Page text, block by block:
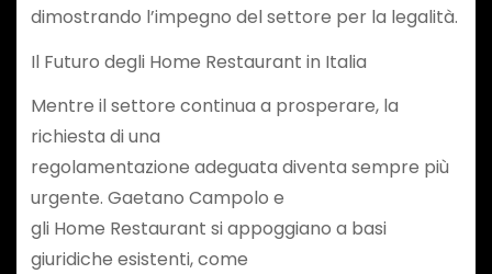
dimostrando l’impegno del settore per la legalità.
Il Futuro degli Home Restaurant in Italia
Mentre il settore continua a prosperare, la
richiesta di una
regolamentazione adeguata diventa sempre più
urgente. Gaetano Campolo e
gli Home Restaurant si appoggiano a basi
giuridiche esistenti, come